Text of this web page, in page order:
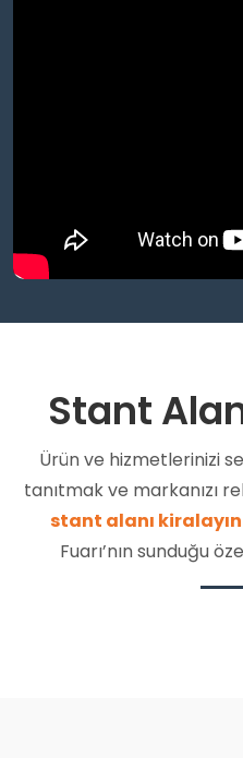
Stant
Ürün ve hizmetlerinizi
tanıtmak ve markanızı
stant alanı kiralayın
Fuarı’nın sunduğu